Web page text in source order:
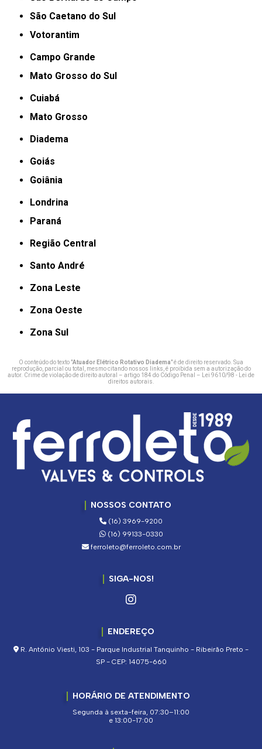
São Caetano do Sul
Votorantim
Campo Grande
Mato Grosso do Sul
Cuiabá
Mato Grosso
Diadema
Goiás
Goiânia
Londrina
Paraná
Região Central
Santo André
Zona Leste
Zona Oeste
Zona Sul
O conteúdo do texto "Atuador Elétrico Rotativo Diadema" é de direito reservado. Sua
reprodução, parcial ou total, mesmo citando nossos links, é proibida sem a autorização do
autor. Crime de violação de direito autoral – artigo 184 do Código Penal –
Lei 9610/98 - Lei de
direitos autorais
NOSSOS CONTATO
(16) 3969-9200
(16) 99133-0330
ferroleto@ferroleto.com.br
SIGA-NOS!
ENDEREÇO
R. Antônio Viesti, 103 - Parque Industrial Tanquinho - Ribeirão Preto -
SP - CEP: 14075-660
HORÁRIO DE ATENDIMENTO
Segunda à sexta-feira, 07:30–11:00
e 13:00-17:00